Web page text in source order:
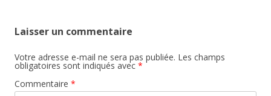
Laisser un commentaire
Votre adresse e-mail ne sera pas publiée. Les champs
obligatoires sont indiqués avec *
Commentaire *